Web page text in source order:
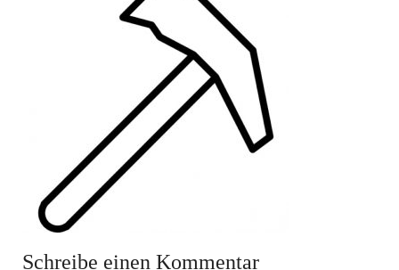
Schreibe einen Kommentar